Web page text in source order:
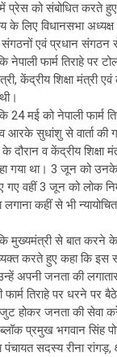
को संबोधित करते हुए
के लिए विधानसभा
एवं प्रधान संगठन
नेपाली फार्म तिराहे
केंद्रीय शिक्षा मंत्री
24 मई को नेपाली फार्म
आरके सुधांशु से वार्ता
दौरान व केंद्रीय
गया था। 3 जून को
गए वहीं 3 जून को लोक
लगाना कहीं से भी
मुख्यमंत्री से बात करने के
करते हुए कहा कि इस
अपनी जनता की लगातार
फार्म तिराहे पर धरने पर
होकर जनता की सेवा
प्रमुख भगवान सिंह
पंचायत सदस्य रीना